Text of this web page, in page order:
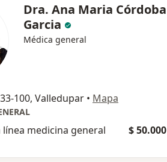
Dra. Ana Maria Córdoba
Garcia
Médica general
100, Valledupar • Mapa
línea medicina general $ 50.000